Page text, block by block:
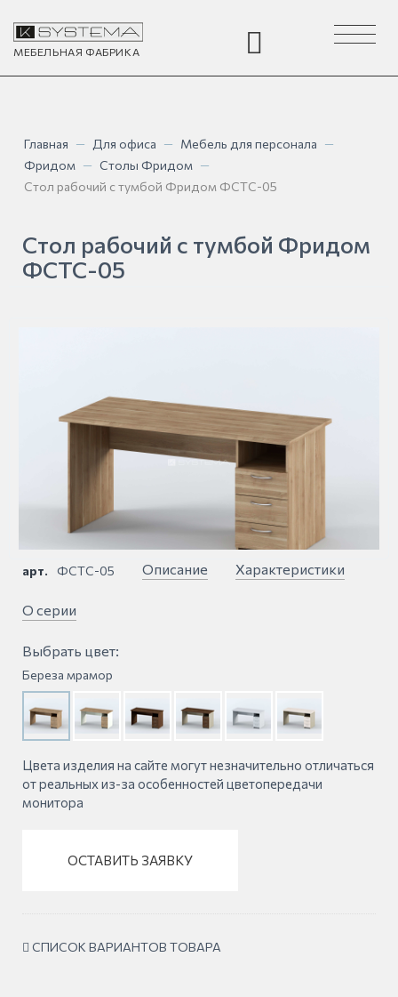
МЕБЕЛЬНАЯ ФАБРИКА
Toggle
navigation
Главная — Для офиса — Мебель для персонала —
Фридом — Столы Фридом —
Стол рабочий с тумбой Фридом ФСТС-05
Стол рабочий с тумбой Фридом
ФСТС-05
арт. ФСТС-05 Описание Характеристики
О серии
Выбрать цвет:
Береза мрамор
Цвета изделия на сайте могут незначительно отличаться
от реальных из-за особенностей цветопередачи
монитора
ОСТАВИТЬ ЗАЯВКУ
СПИСОК ВАРИАНТОВ ТОВАРА